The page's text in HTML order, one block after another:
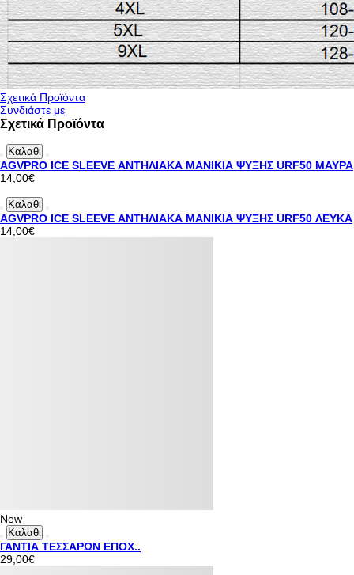
Σχετικά Προϊόντα
Συνδιάστε με
Σχετικά Προϊόντα
Καλαθι
AGVPRO ICE SLEΕVE ΑΝΤΗΛΙΑΚΑ ΜΑΝΙΚΙΑ ΨΥΞΗΣ URF50 ΜΑΥΡΑ
14,00€
Καλαθι
AGVPRO ICE SLEΕVE ΑΝΤΗΛΙΑΚΑ ΜΑΝΙΚΙΑ ΨΥΞΗΣ URF50 ΛΕΥΚΑ
14,00€
New
Καλαθι
ΓΑΝΤΙΑ ΤΕΣΣΑΡΩΝ ΕΠΟΧ..
29,00€